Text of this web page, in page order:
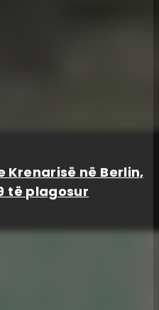
Krenarisë në Berlin,
të plagosur